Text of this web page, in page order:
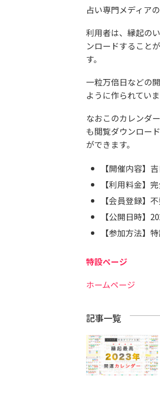
占い専門メディア
利用者は、縁起の
ンロードすること
す。
一粒万倍日などの
ように作られていま
なおこのカレンダ
も閲覧ダウンロー
ができます。
【開催内容】
【利用料金】
【会員登録】
【公開日時】
【参加方法】
特設ページ
ホームページ
記事一覧